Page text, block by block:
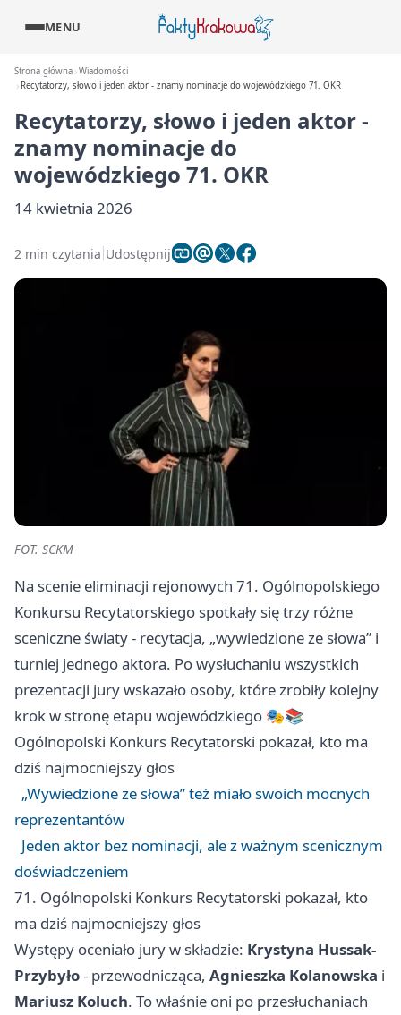
MENU
Strona główna Wiadomości
Recytatorzy, słowo i jeden aktor - znamy nominacje do wojewódzkiego 71. OKR
Recytatorzy, słowo i jeden aktor -
znamy nominacje do
wojewódzkiego 71. OKR
14 kwietnia 2026
2 min czytania Udostępnij
FOT. SCKM
Na scenie eliminacji rejonowych 71. Ogólnopolskiego
Konkursu Recytatorskiego spotkały się trzy różne
sceniczne światy - recytacja, „wywiedzione ze słowa” i
turniej jednego aktora. Po wysłuchaniu wszystkich
prezentacji jury wskazało osoby, które zrobiły kolejny
krok w stronę etapu wojewódzkiego 🎭📚
Ogólnopolski Konkurs Recytatorski pokazał, kto ma
dziś najmocniejszy głos
„Wywiedzione ze słowa” też miało swoich mocnych
reprezentantów
Jeden aktor bez nominacji, ale z ważnym scenicznym
doświadczeniem
71. Ogólnopolski Konkurs Recytatorski pokazał, kto
ma dziś najmocniejszy głos
Występy oceniało jury w składzie: Krystyna Hussak-
Przybyło- przewodnicząca, Agnieszka Kolanowska i
Mariusz Koluch. To właśnie oni po przesłuchaniach